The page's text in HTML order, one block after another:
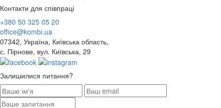
Контакти для співпраці
+380 50 325 05 20
office@kombi.ua
07342, Україна, Київська область,
с. Пірнове, вул. Київська, 29
Залишилися питання?